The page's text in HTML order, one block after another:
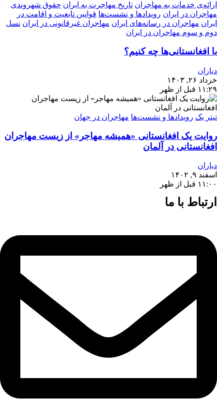
ارائه‌ی خدمات به مهاجران تاریخ مهاجرت به ایران حقوق شهروندی
مهاجران در ایران رویدادها و نشست‌ها قوانین تابعیت و اقامت در
ایران مهاجران در رسانه‌های ایران مهاجران غیرقانونی در ایران نسل
دوم و سوم مهاجران در ایران
با افغانستانی‌ها چه کنیم؟
دیاران
خرداد ۲۶, ۱۴۰۳
۱۱:۲۹ قبل از ظهر
تیتر یک رویدادها و نشست‌ها مهاجران در جهان
روایت یک افغانستانی «همیشه مهاجر» از زیست مهاجران
افغانستانی در آلمان
دیاران
اسفند ۹, ۱۴۰۲
۱۱:۰۰ قبل از ظهر
ارتباط با ما